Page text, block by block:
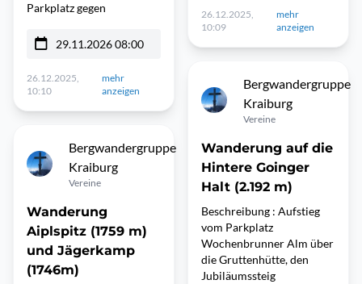
Parkplatz gegen
29.11.2026 08:00
26.12.2025,
10:10
mehr
anzeigen
Bergwandergruppe
Kraiburg
Vereine
Wanderung
Aiplspitz (1759 m)
und Jägerkamp
(1746m)
26.12.2025,
10:09
mehr
anzeigen
Bergwandergruppe
Kraiburg
Vereine
Wanderung auf die
Hintere Goinger
Halt (2.192 m)
Beschreibung : Aufstieg
vom Parkplatz
Wochenbrunner Alm über
die Gruttenhütte, den
Jubiläumssteig